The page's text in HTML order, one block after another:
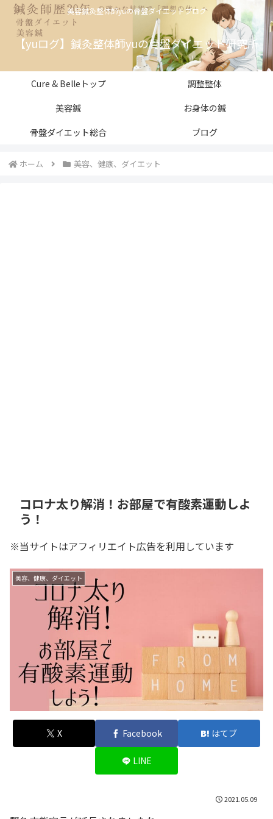
美容鍼灸整体師yuの骨盤ダイエットブログ
【yuログ】鍼灸整体師yuの骨盤ダイエット研究所
Cure & Belleトップ
調整整体
美容鍼
お身体の鍼
骨盤ダイエット総合
ブログ
ホーム 美容、健康、ダイエット
コロナ太り解消！お部屋で有酸素運動しよ
う！
※当サイトはアフィリエイト広告を利用しています
美容、健康、ダイエット
X Facebook はてブ
LINE
2021.05.09